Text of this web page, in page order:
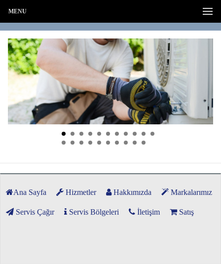
MENU
Ana Sayfa Hizmetler Hakkımızda Markalarımız
Servis Çağır Servis Bölgeleri İletişim Satış